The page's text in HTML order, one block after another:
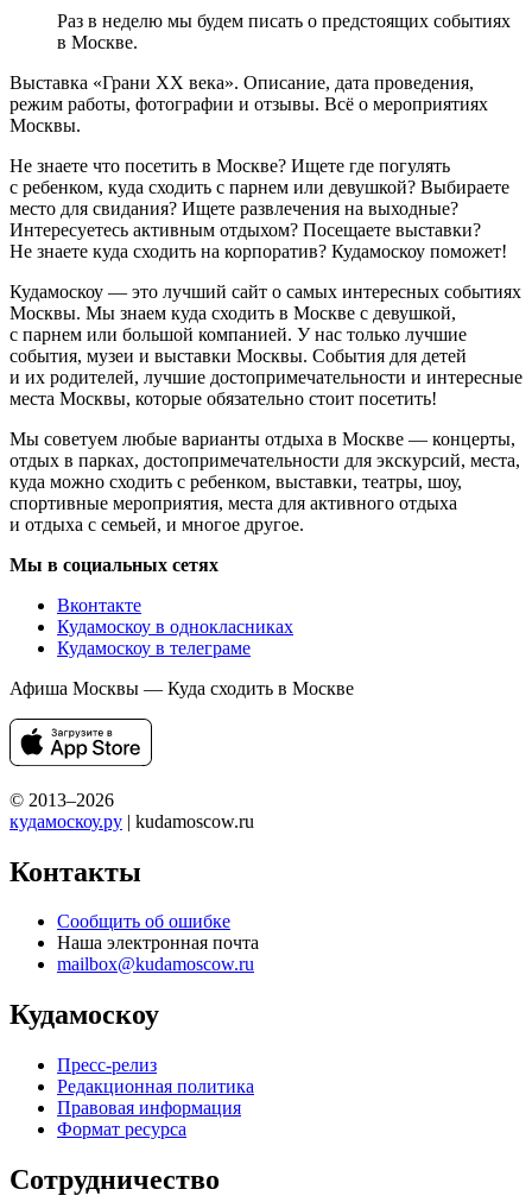
Раз в неделю мы будем писать о предстоящих событиях
в Москве.
Выставка «Грани XX века». Описание, дата проведения,
режим работы, фотографии и отзывы. Всё о мероприятиях
Москвы.
Не знаете что посетить в Москве? Ищете где погулять
с ребенком, куда сходить с парнем или девушкой? Выбираете
место для свидания? Ищете развлечения на выходные?
Интересуетесь активным отдыхом? Посещаете выставки?
Не знаете куда сходить на корпоратив? Кудамоскоу поможет!
Кудамоскоу — это лучший сайт о самых интересных событиях
Москвы. Мы знаем куда сходить в Москве с девушкой,
с парнем или большой компанией. У нас только лучшие
события, музеи и выставки Москвы. События для детей
и их родителей, лучшие достопримечательности и интересные
места Москвы, которые обязательно стоит посетить!
Мы советуем любые варианты отдыха в Москве — концерты,
отдых в парках, достопримечательности для экскурсий, места,
куда можно сходить с ребенком, выставки, театры, шоу,
спортивные мероприятия, места для активного отдыха
и отдыха с семьей, и многое другое.
Мы в социальных сетях
Вконтакте
Кудамоскоу в однокласниках
Кудамоскоу в телеграме
Афиша Москвы — Куда сходить в Москве
© 2013–2026
кудамоскоу.ру | kudamoscow.ru
Контакты
Сообщить об ошибке
Наша электронная почта
mailbox@kudamoscow.ru
Кудамоскоу
Пресс-релиз
Редакционная политика
Правовая информация
Формат ресурса
Сотрудничество